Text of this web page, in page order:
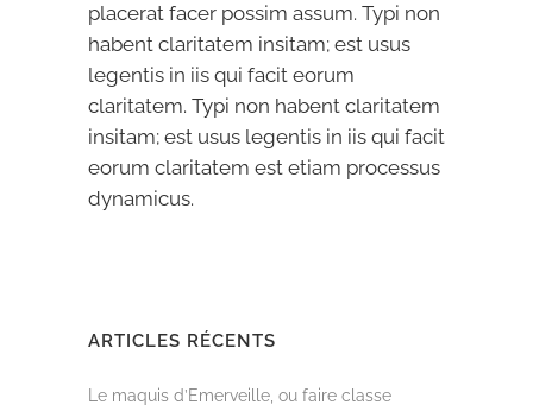
placerat facer possim assum. Typi non
habent claritatem insitam; est usus
legentis in iis qui facit eorum
claritatem. Typi non habent claritatem
insitam; est usus legentis in iis qui facit
eorum claritatem est etiam processus
dynamicus.
ARTICLES RÉCENTS
Le maquis d’Emerveille, ou faire classe